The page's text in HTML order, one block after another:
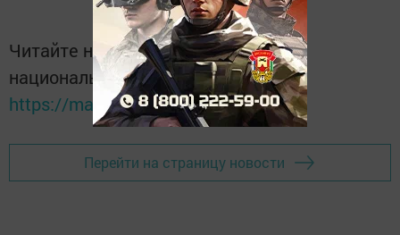
Читайте новости Татарстана в
национальном мессенджере MАХ:
https://max.ru/tatmedia
Перейти на страницу новости